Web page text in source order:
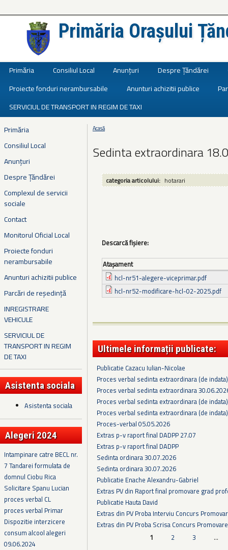
Primăria Orașului
Primăria Consiliul Local Anunțuri Despre Țăndărei
Proiecte fonduri nerambursabile
Anunturi achizitii publice
SERVICIUL DE TRANSPORT IN REGIM DE TAXI
Primăria
Consiliul Local
Anunțuri
Despre Țăndărei
Complexul de servicii
sociale
Contact
Monitorul Oficial Local
Proiecte fonduri
nerambursabile
Anunturi achizitii publice
Parcări de reședință
INREGISTRARE
VEHICULE
SERVICIUL DE
TRANSPORT IN REGIM
DE TAXI
Asistenta sociala
Asistenta sociala
Alegeri 2024
Intampinare catre BECL nr.
7 Tandarei formulata de
domnul Ciobu Rica
Solicitare Spanu Lucian
proces verbal CL
proces verbal Primar
Dispozitie interzicere
consum alcool alegeri
09.06.2024
Eşti aici
Acasă
Sedinta extraordinara
categoria articolului: hotarari
Descarcă fișiere:
Ataşament
hcl-nr51-alegere-viceprimar.pdf
hcl-nr52-modificare-hcl-02-2025.pdf
Ultimele informații publicate:
Publicatie Cazacu Iulian-Nicolae
Proces verbal sedinta extraordinara (de
Proces verbal sedinta extraordinara
Proces verbal sedinta extraordinara (de
Proces verbal sedinta extraordinara (de
Proces-verbal 05.05.2026
Extras p-v raport final DADPP 27.07
Extras p-v raport final DADPP
Sedinta ordinara 30.07.2026
Sedinta ordinara 30.07.2026
Publicatie Enache Alexandru-Gabriel
Extras PV din Raport final promovare grad
Publicatie Hauta David
Extras din PV Proba Interviu Concurs
Extras din PV Proba Scrisa Concurs
1 2 3 …